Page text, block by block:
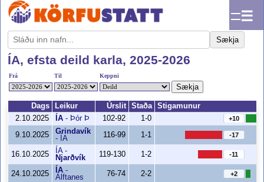
☰
Sækja
ÍA, efsta deild karla, 2025-2026
Frá Til Keppni
Sækja
Dags Leikur Úrslit Staða
Stigamunur
2.10.2025
ÍA - Þór Þ 102-92 1-0 +10
9.10.2025
Grindavík
- ÍA 116-99 1-1 -17
16.10.2025 ÍA -
Njarðvík
119-130 1-2 -11
24.10.2025 ÍA -
Álftanes
76-74 2-2 +2